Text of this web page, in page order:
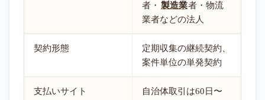
者・ 製造業者・物流
業者などの法人
契約形態
定期収集の継続契約、
案件単位の単発契約
支払いサイト
自治体取引は60日〜